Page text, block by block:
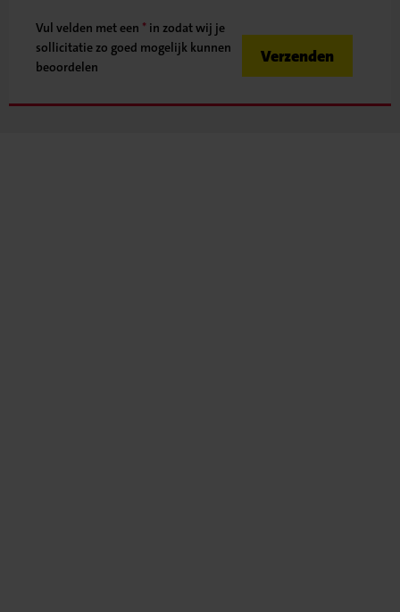
Vul velden met een * in zodat wij je
sollicitatie zo goed mogelijk kunnen
beoordelen
Verzenden